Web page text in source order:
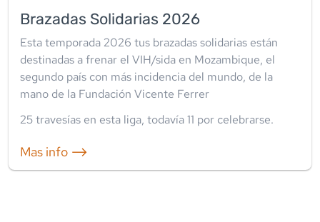
Brazadas Solidarias 2026
Esta temporada 2026 tus brazadas solidarias están
destinadas a frenar el VIH/sida en Mozambique, el
segundo país con más incidencia del mundo, de la
mano de la Fundación Vicente Ferrer
25travesías en esta liga, todavía11 por celebrarse.
Mas info ⟶